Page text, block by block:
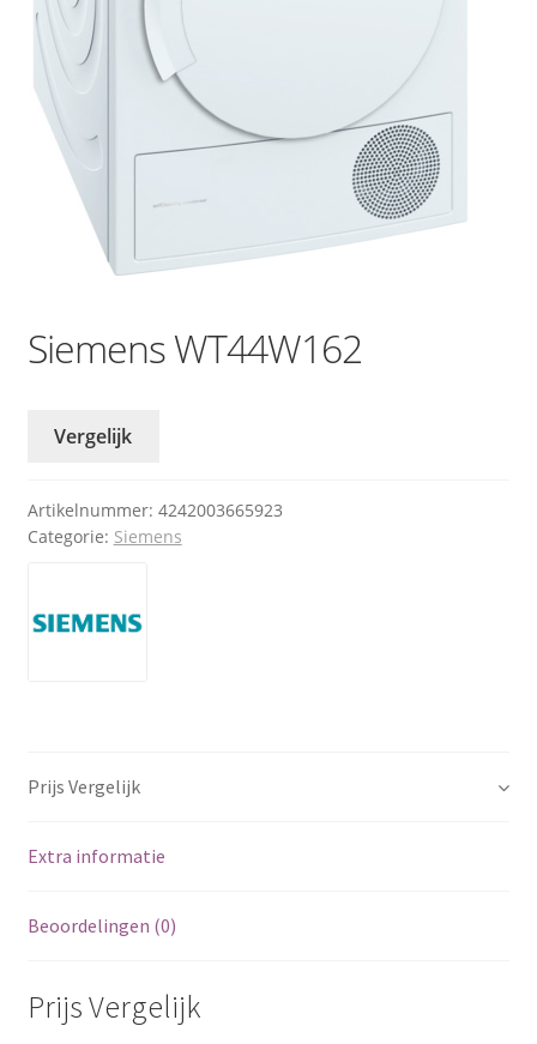
Siemens WT44W162
Vergelijk
Artikelnummer: 4242003665923
Categorie: Siemens
Prijs Vergelijk
Extra informatie
Beoordelingen (0)
Prijs Vergelijk